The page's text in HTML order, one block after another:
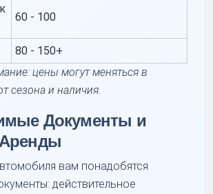
60 - 100
80 - 150+
цены могут меняться в
сезона и наличия.
Документы и
вам понадобятся
действительное